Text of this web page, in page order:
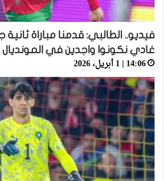
فيديو.. الطالبي: قدمنا مباراة ثانية
غادي نكونوا واجدين في المونديال
14:06 | 1 أبريل، 2026